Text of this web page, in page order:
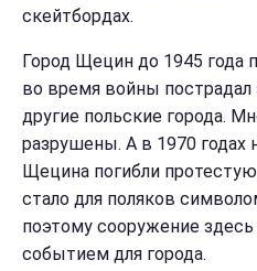
скейтбордах.
Город Щецин до 1945 года
во время войны пострадал
другие польские города.
разрушены. А в 1970 годах
Щецина погибли
стало для поляков
поэтому сооружение
событием для города.